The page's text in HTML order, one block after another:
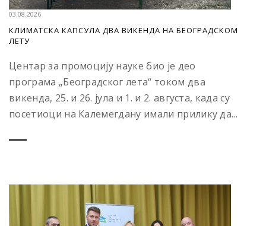
03.08.2026
КЛИМАТСКА КАПСУЛА ДВА ВИКЕНДА НА БЕОГРАДСКОМ
ЛЕТУ
Центар за промоцију науке био је део
програма „Београдског лета“ током два
викенда, 25. и 26. јула и 1. и 2. августа, када су
посетиоци на Калемегдану имали прилику да...